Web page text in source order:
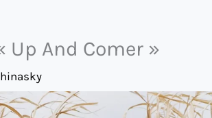
And Comer »